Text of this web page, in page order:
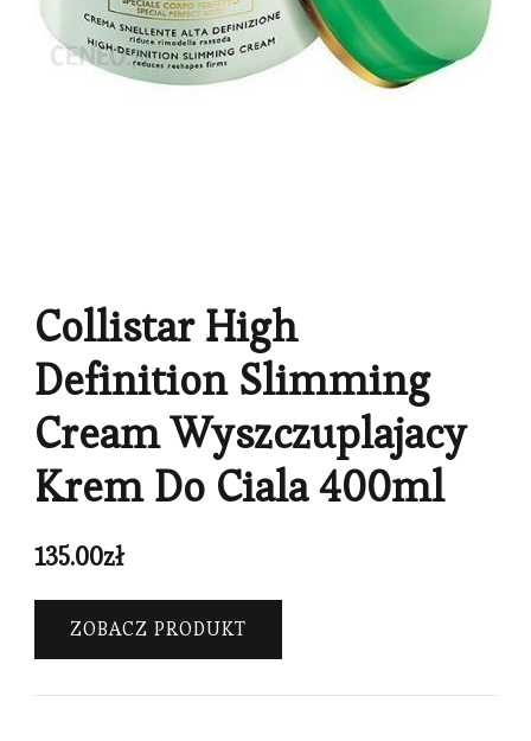
Collistar High
Definition Slimming
Cream Wyszczuplajacy
Krem Do Ciala 400ml
135.00zł
ZOBACZ PRODUKT